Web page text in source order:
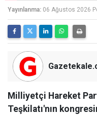
Yayınlanma: 06 Ağustos 2026
Milliyetçi Hareket
Teşkilatı'nın